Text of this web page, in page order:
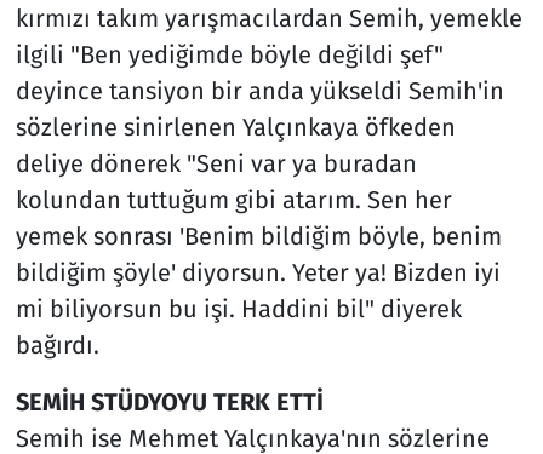
kırmızı takım yarışmacılardan Semih, yemekle
ilgili "Ben yediğimde böyle değildi şef"
deyince tansiyon bir anda yükseldi Semih'in
sözlerine sinirlenen Yalçınkaya öfkeden
deliye dönerek "Seni var ya buradan
kolundan tuttuğum gibi atarım. Sen her
yemek sonrası 'Benim bildiğim böyle, benim
bildiğim şöyle' diyorsun. Yeter ya! Bizden iyi
mi biliyorsun bu işi. Haddini bil" diyerek
bağırdı.
SEMİH STÜDYOYU TERK ETTİ
Semih ise Mehmet Yalçınkaya'nın sözlerine